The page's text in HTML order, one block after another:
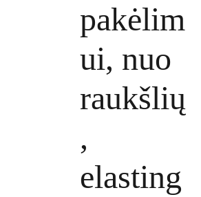
pakėlim
ui, nuo
raukšlių
,
elasting